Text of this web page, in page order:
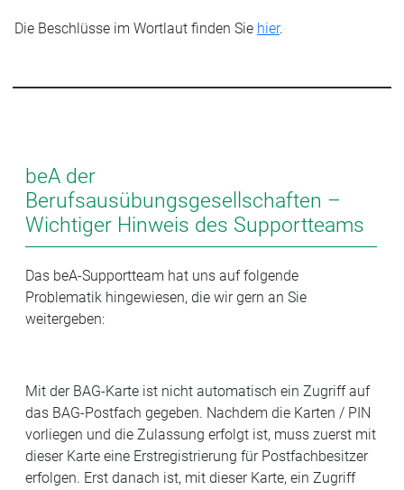
Die Beschlüsse im Wortlaut finden Sie hier.
beA der
Berufsausübungsgesellschaften –
Wichtiger Hinweis des Supportteams
Das beA-Supportteam hat uns auf folgende
Problematik hingewiesen, die wir gern an Sie
weitergeben:
Mit der BAG-Karte ist nicht automatisch ein Zugriff auf
das BAG-Postfach gegeben. Nachdem die Karten / PIN
vorliegen und die Zulassung erfolgt ist, muss zuerst mit
dieser Karte eine Erstregistrierung für Postfachbesitzer
erfolgen. Erst danach ist, mit dieser Karte, ein Zugriff